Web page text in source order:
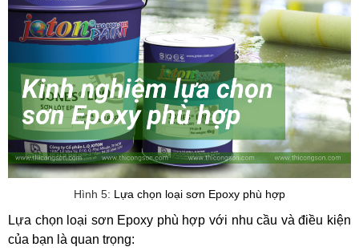
Hình 5: Lựa chọn loại sơn Epoxy phù hợp
Lựa chọn loại sơn Epoxy phù hợp với nhu cầu và điều kiện
của bạn là quan trọng: